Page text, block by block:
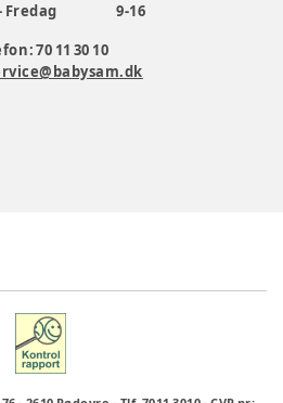
Fredag
9-16
70 11 30 10